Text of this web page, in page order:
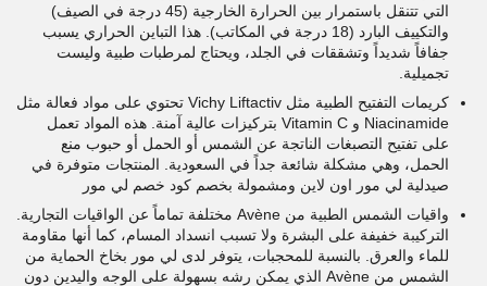
التي تتنقل باستمرار بين الحرارة الخارجية (45 درجة في الصيف)
والتكييف البارد (18 درجة في المكاتب). هذا التباين الحراري يسبب
جفافاً شديداً وتشققات في الجلد، ويحتاج لمرطبات طبية وليست
تجميلية.
كريمات التفتيح الطبية مثل Vichy Liftactiv تحتوي على مواد فعالة مثل
Niacinamide و Vitamin C بتركيزات عالية آمنة. هذه المواد تعمل
على تفتيح التصبغات الناتجة عن الشمس أو الحمل أو حبوب منع
الحمل، وهي مشكلة شائعة جداً في السعودية. المنتجات متوفرة في
صيدلية لي مور اون لاين ومشمولة بخصم كود خصم لي مور
واقيات الشمس الطبية من Avène مختلفة تماماً عن الواقيات التجارية.
التركيبة خفيفة على البشرة ولا تسبب انسداد المسام، كما أنها مقاومة
للماء والعرق. بالنسبة للمحجبات، يتوفر لدى لي مور بخاخ الحماية من
الشمس من Avène الذي يمكن رشه بسهولة على الوجه واليدين دون